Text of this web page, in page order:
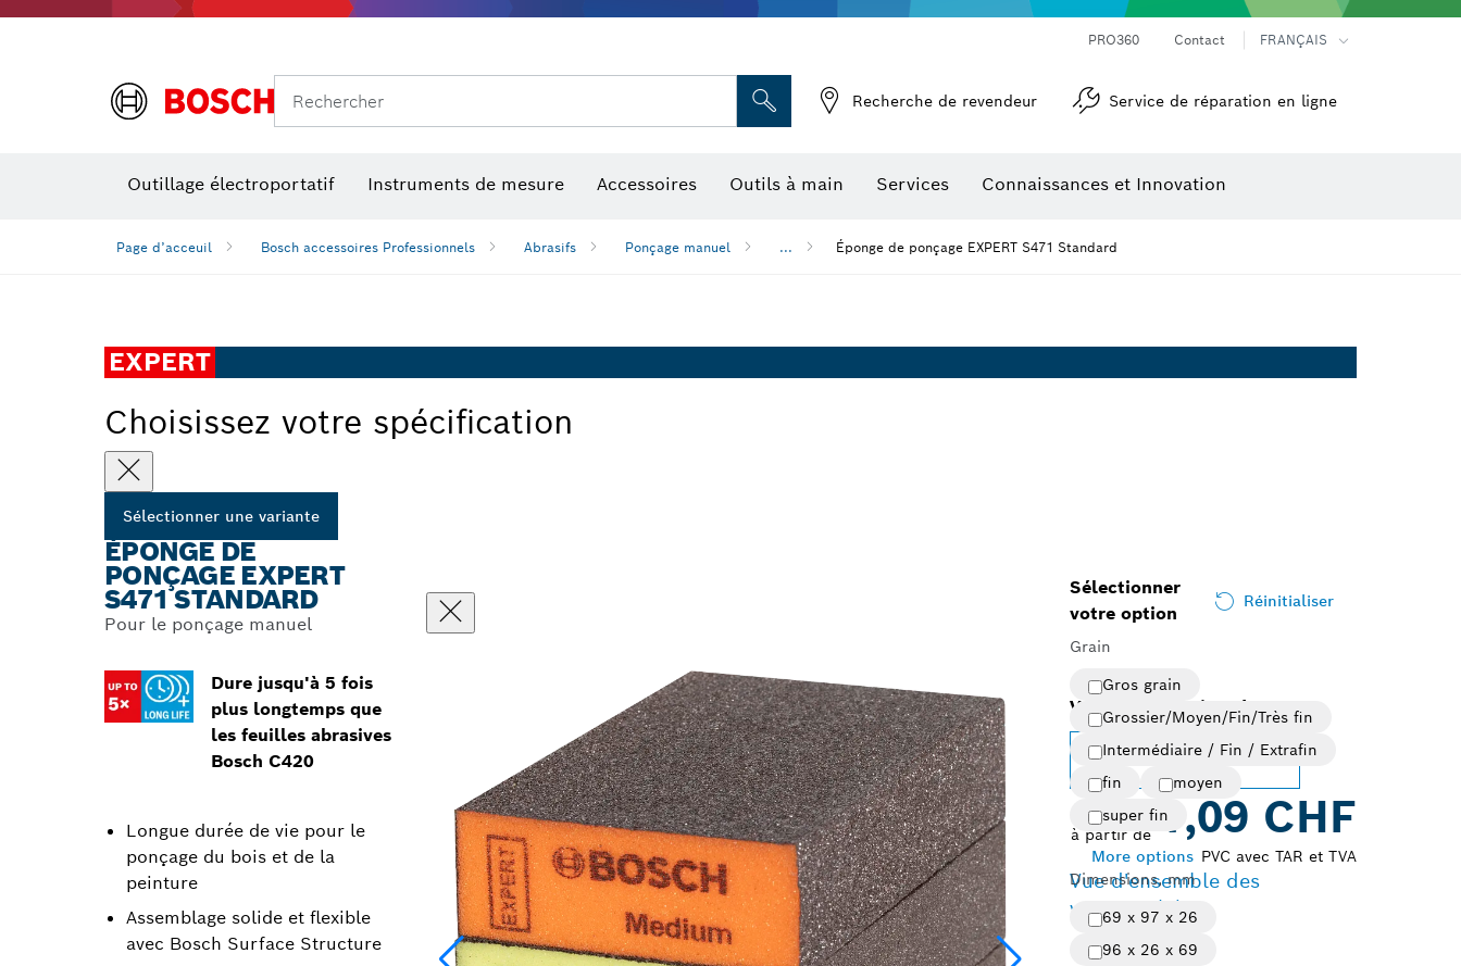
PRO360 Contact FRANÇAIS
Rechercher Recherche de revendeur Service de réparation en ligne
Outillage électroportatif Instruments de mesure Accessoires Outils à main Services Connaissances et Innovation
Page d’acceuil Bosch accessoires Professionnels Abrasifs Ponçage manuel ... Éponge de ponçage EXPERT S471 Standard
EXPERT
Choisissez votre spécification
Sélectionner une variante
ÉPONGE DE
PONÇAGE EXPERT
S471 STANDARD
Pour le ponçage manuel
Dure jusqu'à 5 fois
plus longtemps que
les feuilles abrasives
Bosch C420
Longue durée de vie pour le
ponçage du bois et de la
peinture
Assemblage solide et flexible
avec Bosch Surface Structure
Sélectionner
votre option
Réinitialiser
Grain
Gros grain
Grossier/Moyen/Fin/Très fin
Intermédiaire / Fin / Extrafin
fin
moyen
super fin
More options
Dimensions, mm
69 x 97 x 26
96 x 26 x 69
Variante sélectionnée
Changer de variante
à partir de 1,09 CHF
PVC avec TAR et TVA
Vue d'ensemble des
variantes(9)